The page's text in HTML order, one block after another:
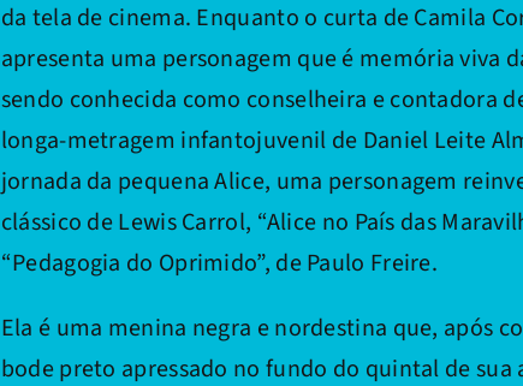
da tela de cinema. Enquanto o curta de Camila
apresenta uma personagem que é memória viva
sendo conhecida como conselheira e contadora
longa-metragem infantojuvenil de Daniel Leite
jornada da pequena Alice, uma personagem
clássico de Lewis Carrol, “Alice no País das
“Pedagogia do Oprimido”, de Paulo Freire.
Ela é uma menina negra e nordestina que, após
bode preto apressado no fundo do quintal de sua